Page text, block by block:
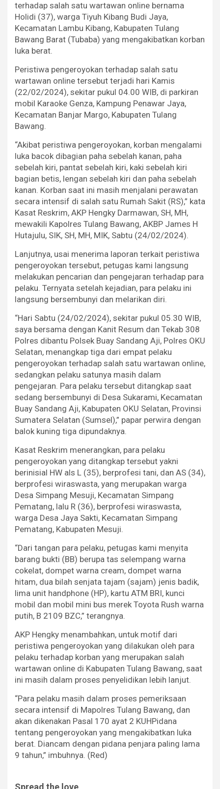
terhadap salah satu wartawan online bernama
Holidi (37), warga Tiyuh Kibang Budi Jaya,
Kecamatan Lambu Kibang, Kabupaten Tulang
Bawang Barat (Tubaba) yang mengakibatkan korban
luka berat.
Peristiwa pengeroyokan terhadap salah satu
wartawan online tersebut terjadi hari Kamis
(22/02/2024), sekitar pukul 04.00 WIB, di parkiran
mobil Karaoke Genza, Kampung Penawar Jaya,
Kecamatan Banjar Margo, Kabupaten Tulang
Bawang.
“Akibat peristiwa pengeroyokan, korban mengalami
luka bacok dibagian paha sebelah kanan, paha
sebelah kiri, pantat sebelah kiri, kaki sebelah kiri
bagian betis, lengan sebelah kiri dan paha sebelah
kanan. Korban saat ini masih menjalani perawatan
secara intensif di salah satu Rumah Sakit (RS),” kata
Kasat Reskrim, AKP Hengky Darmawan, SH, MH,
mewakili Kapolres Tulang Bawang, AKBP James H
Hutajulu, SIK, SH, MH, MIK, Sabtu (24/02/2024).
Lanjutnya, usai menerima laporan terkait peristiwa
pengeroyokan tersebut, petugas kami langsung
melakukan pencarian dan pengejaran terhadap para
pelaku. Ternyata setelah kejadian, para pelaku ini
langsung bersembunyi dan melarikan diri.
“Hari Sabtu (24/02/2024), sekitar pukul 05.30 WIB,
saya bersama dengan Kanit Resum dan Tekab 308
Polres dibantu Polsek Buay Sandang Aji, Polres OKU
Selatan, menangkap tiga dari empat pelaku
pengeroyokan terhadap salah satu wartawan online,
sedangkan pelaku satunya masih dalam
pengejaran. Para pelaku tersebut ditangkap saat
sedang bersembunyi di Desa Sukarami, Kecamatan
Buay Sandang Aji, Kabupaten OKU Selatan, Provinsi
Sumatera Selatan (Sumsel),” papar perwira dengan
balok kuning tiga dipundaknya.
Kasat Reskrim menerangkan, para pelaku
pengeroyokan yang ditangkap tersebut yakni
berinisial HW als L (35), berprofesi tani, dan AS (34),
berprofesi wiraswasta, yang merupakan warga
Desa Simpang Mesuji, Kecamatan Simpang
Pematang, lalu R (36), berprofesi wiraswasta,
warga Desa Jaya Sakti, Kecamatan Simpang
Pematang, Kabupaten Mesuji.
“Dari tangan para pelaku, petugas kami menyita
barang bukti (BB) berupa tas selempang warna
cokelat, dompet warna cream, dompet warna
hitam, dua bilah senjata tajam (sajam) jenis badik,
lima unit handphone (HP), kartu ATM BRI, kunci
mobil dan mobil mini bus merek Toyota Rush warna
putih, B 2109 BZC,” terangnya.
AKP Hengky menambahkan, untuk motif dari
peristiwa pengeroyokan yang dilakukan oleh para
pelaku terhadap korban yang merupakan salah
wartawan online di Kabupaten Tulang Bawang, saat
ini masih dalam proses penyelidikan lebih lanjut.
“Para pelaku masih dalam proses pemeriksaan
secara intensif di Mapolres Tulang Bawang, dan
akan dikenakan Pasal 170 ayat 2 KUHPidana
tentang pengeroyokan yang mengakibatkan luka
berat. Diancam dengan pidana penjara paling lama
9 tahun,” imbuhnya. (Red)